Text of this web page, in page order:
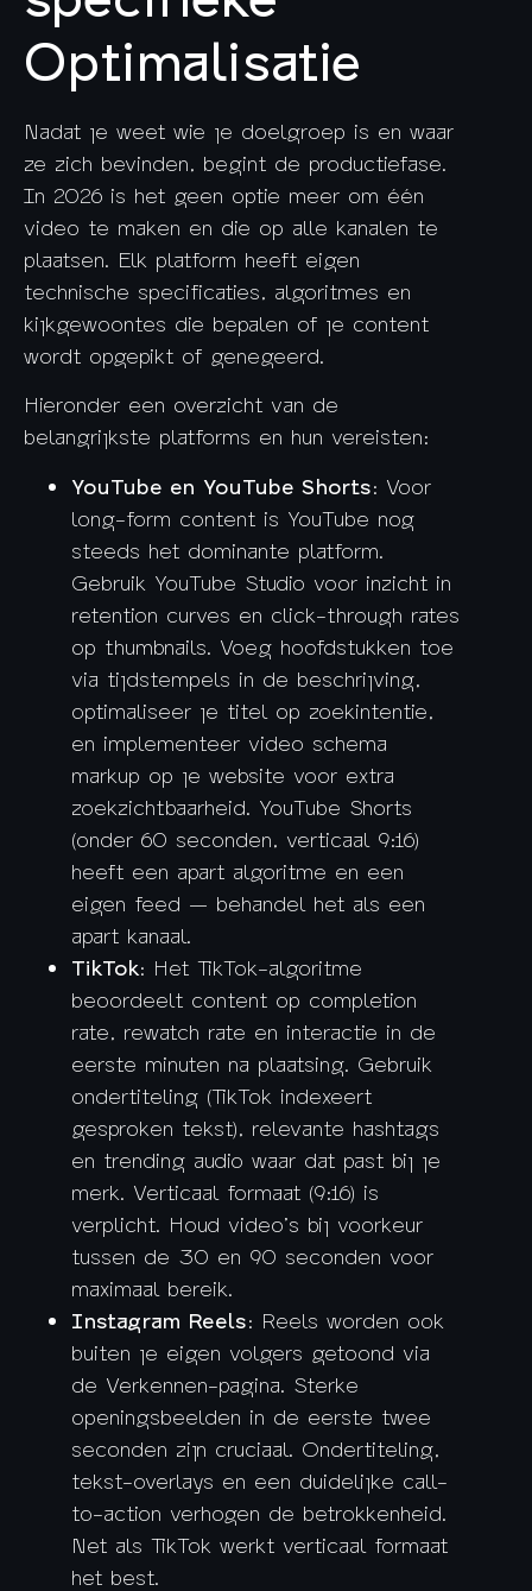
Optimalisatie
Nadat je weet wie je doelgroep is en waar
ze zich bevinden, begint de productiefase.
In 2026 is het geen optie meer om één
video te maken en die op alle kanalen te
plaatsen. Elk platform heeft eigen
technische specificaties, algoritmes en
kijkgewoontes die bepalen of je content
wordt opgepikt of genegeerd.
Hieronder een overzicht van de
belangrijkste platforms en hun vereisten:
YouTube en YouTube Shorts: Voor
long-form content is YouTube nog
steeds het dominante platform.
Gebruik YouTube Studio voor inzicht in
retention curves en click-through rates
op thumbnails. Voeg hoofdstukken toe
via tijdstempels in de beschrijving,
optimaliseer je titel op zoekintentie,
en implementeer video schema
markup op je website voor extra
zoekzichtbaarheid. YouTube Shorts
(onder 60 seconden, verticaal 9:16)
heeft een apart algoritme en een
eigen feed — behandel het als een
apart kanaal.
TikTok: Het TikTok-algoritme
beoordeelt content op completion
rate, rewatch rate en interactie in de
eerste minuten na plaatsing. Gebruik
ondertiteling (TikTok indexeert
gesproken tekst), relevante hashtags
en trending audio waar dat past bij je
merk. Verticaal formaat (9:16) is
verplicht. Houd video’s bij voorkeur
tussen de 30 en 90 seconden voor
maximaal bereik.
Instagram Reels: Reels worden ook
buiten je eigen volgers getoond via
de Verkennen-pagina. Sterke
openingsbeelden in de eerste twee
seconden zijn cruciaal. Ondertiteling,
tekst-overlays en een duidelijke call-
to-action verhogen de betrokkenheid.
Net als TikTok werkt verticaal formaat
het best.